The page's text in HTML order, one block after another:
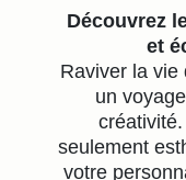
Découvrez
et
Raviver la vie
un
seulement
votre